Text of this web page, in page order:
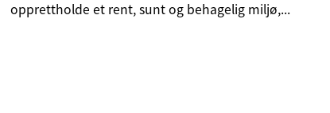
opprettholde et rent, sunt og behagelig miljø,...